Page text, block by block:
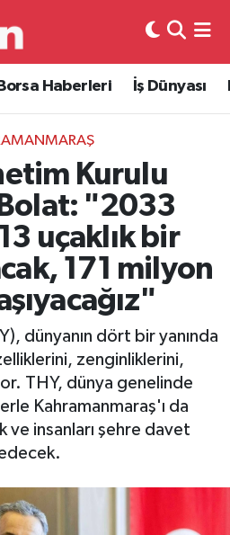
Borsa Haberleri İş Dünyası
Kurulu
Bolat: "2033
uçaklık bir
171 milyon
dünyanın dört bir yanında
zenginliklerini,
THY, dünya genelinde
Kahramanmaraş'ı da
ve insanları şehre davet
ve Fikstür